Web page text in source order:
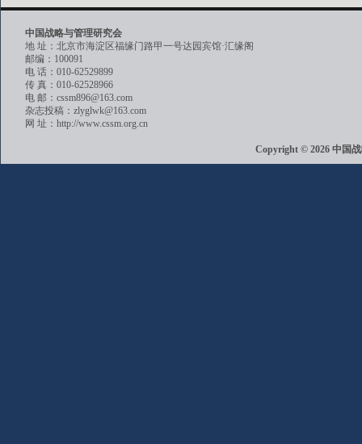
中国战略与管理研究会
地 址：北京市海淀区福缘门路甲一号达园宾馆·汇缘阁
邮编：100091
电 话：010-62529899
传 真：010-62528966
电 邮：cssm896@163.com
杂志投稿：zlyglwk@163.com
网 址：http://www.cssm.org.cn
Copyright © 2026 中国